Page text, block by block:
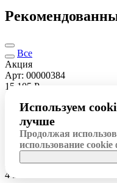
Все
Акция
Арт: 00000384
15 105 Р
В наличии1-2 дня
Столы Точка роста
Стол 2-тумбовый Точка
Подробнее
Акция
Арт: 00000346
4 554
Используем
лучше
Продолжая
использование